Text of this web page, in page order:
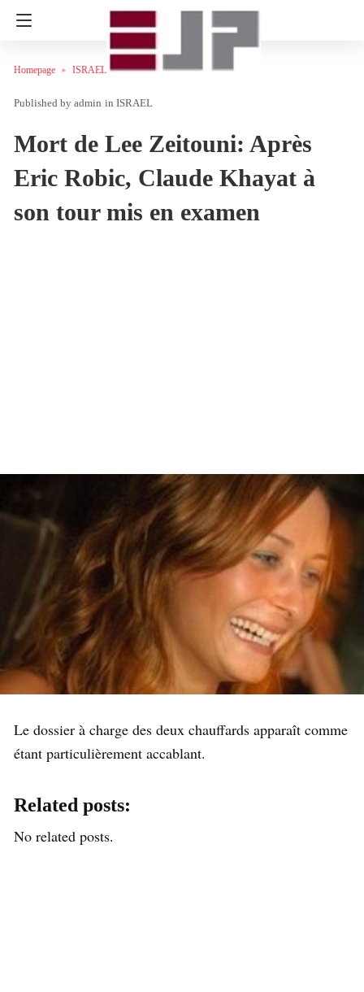
Homepage ISRAEL
admin in ISRAEL
Mort de Lee Zeitouni: Après
Eric Robic, Claude Khayat à
son tour mis en examen
Le dossier à charge des deux chauffards apparaît comme
étant particulièrement accablant.
Related posts:
No related posts.